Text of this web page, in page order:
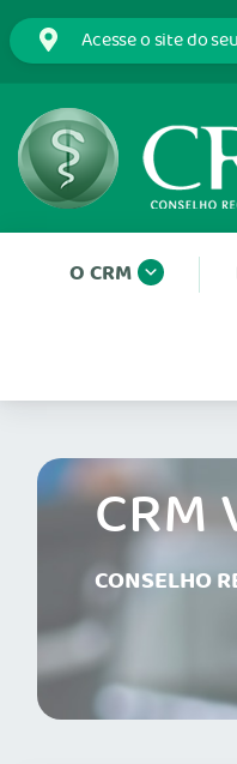
O CRM
CRM
CONSELHO